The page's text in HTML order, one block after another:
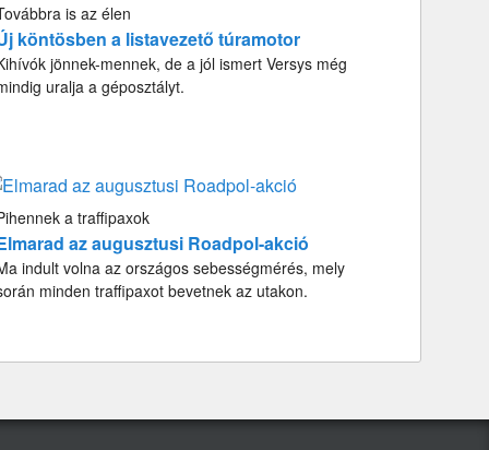
is az élen
köntösben a listavezető túramotor
jönnek-mennek, de a jól ismert Versys még
uralja a géposztályt.
a traffipaxok
az augusztusi Roadpol-akció
indult volna az országos sebességmérés, mely
minden traffipaxot bevetnek az utakon.